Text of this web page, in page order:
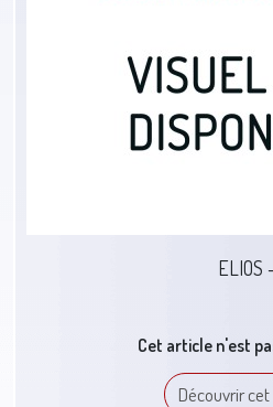
ELIOS
Cet article n'est
Découvrir